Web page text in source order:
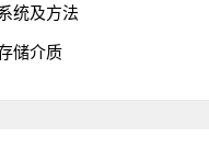
统及方法
储介质